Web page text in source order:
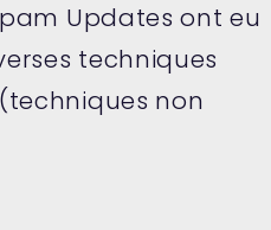
Updates ont eu
techniques
non